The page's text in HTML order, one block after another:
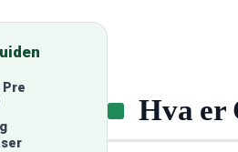
Pre
Hva er